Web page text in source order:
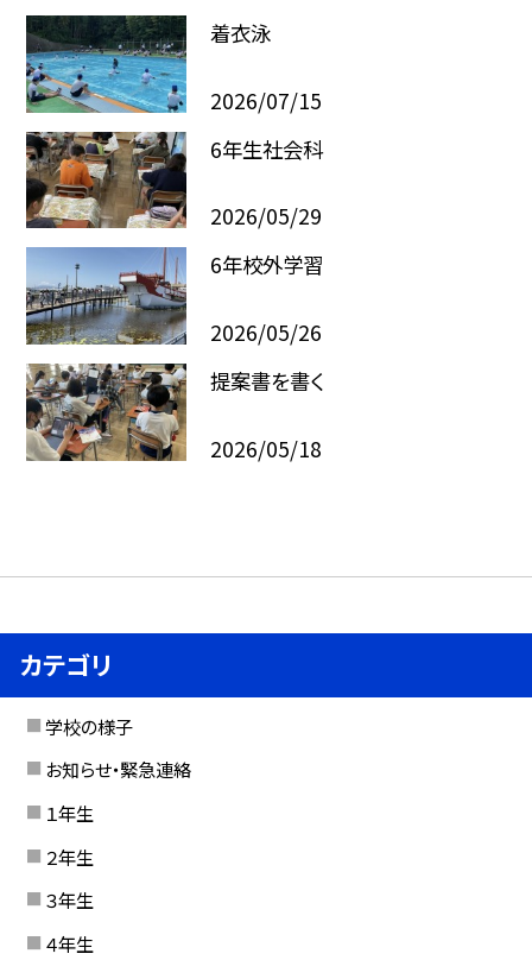
着衣泳
2026/07/15
6年生社会科
2026/05/29
6年校外学習
2026/05/26
提案書を書く
2026/05/18
カテゴリ
学校の様子
お知らせ・緊急連絡
１年生
２年生
３年生
４年生